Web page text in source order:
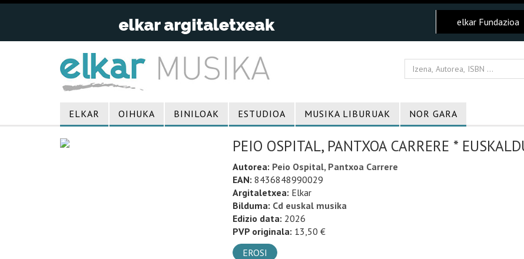
elkar Fundazioa
ELKAR OIHUKA BINILOAK ESTUDIOA MUSIKA LIBURUAK NOR GARA
PEIO OSPITAL, PANTXOA CARRERE *
Autorea: Peio Ospital, Pantxoa Carrere
EAN: 8436848990029
Argitaletxea: Elkar
Bilduma: Cd euskal musika
Edizio data: 2026
PVP originala: 13,50 €
EROSI